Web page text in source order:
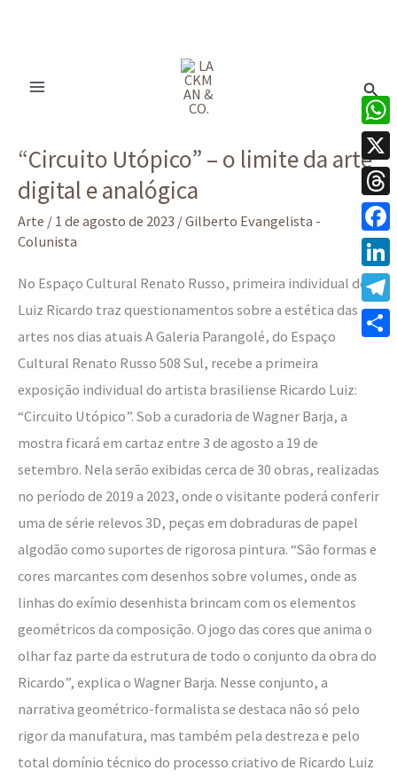
“Circuito Utópico” – o limite da arte
digital e analógica
Arte / 1 de agosto de 2023 /Gilberto Evangelista -
Colunista
No Espaço Cultural Renato Russo, primeira individual de
Luiz Ricardo traz questionamentos sobre a estética das
artes nos dias atuais A Galeria Parangolé, do Espaço
Cultural Renato Russo 508 Sul, recebe a primeira
exposição individual do artista brasiliense Ricardo Luiz:
“Circuito Utópico”. Sob a curadoria de Wagner Barja, a
mostra ficará em cartaz entre 3 de agosto a 19 de
setembro. Nela serão exibidas cerca de 30 obras, realizadas
no período de 2019 a 2023, onde o visitante poderá conferir
uma de série relevos 3D, peças em dobraduras de papel
algodão como suportes de rigorosa pintura. “São formas e
cores marcantes com desenhos sobre volumes, onde as
linhas do exímio desenhista brincam com os elementos
geométricos da composição. O jogo das cores que anima o
olhar faz parte da estrutura de todo o conjunto da obra do
Ricardo”, explica o Wagner Barja. Nesse conjunto, a
narrativa geométrico-formalista se destaca não só pelo
rigor da manufatura, mas também pela destreza e pelo
total domínio técnico do processo criativo de Ricardo Luiz
Utópico”
–
o
limite
arte
digital
e
analógica
X